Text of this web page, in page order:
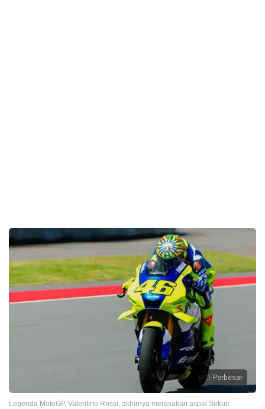
Perbesar
Legenda MotoGP, Valentino Rossi, akhirnya merasakan aspal Sirkuit